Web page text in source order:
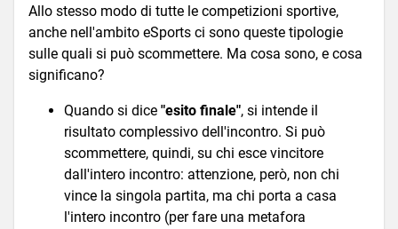
Allo stesso modo di tutte le competizioni sportive,
anche nell'ambito eSports ci sono queste tipologie
sulle quali si può scommettere. Ma cosa sono, e cosa
significano?
Quando si dice "esito finale", si intende il
risultato complessivo dell'incontro. Si può
scommettere, quindi, su chi esce vincitore
dall'intero incontro: attenzione, però, non chi
vince la singola partita, ma chi porta a casa
l'intero incontro (per fare una metafora